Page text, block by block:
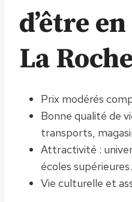
d’être
La
Prix modérés
Bonne qualité de
transports,
Attractivité :
écoles supérieures.
Vie culturelle et